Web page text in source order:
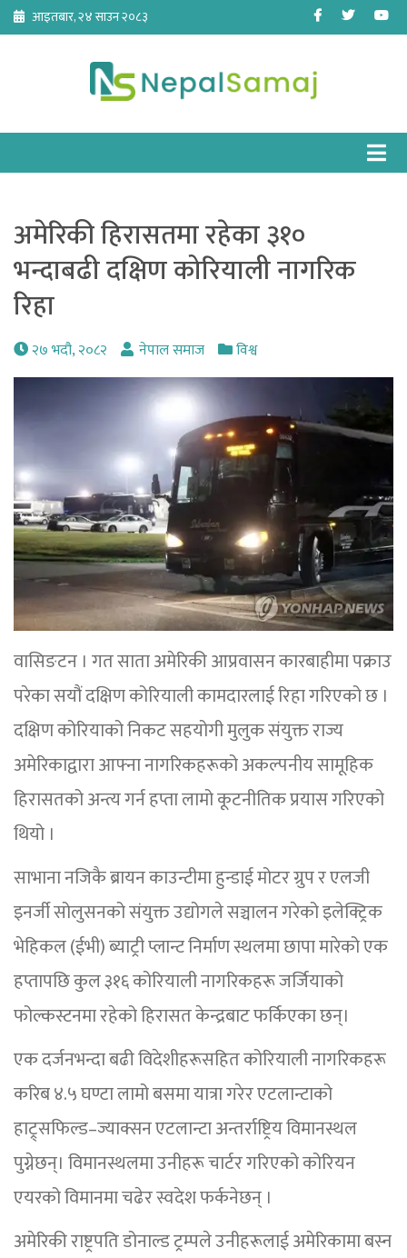
Skip
content
आइतबार, २४ साउन २०८३ Facebook
Twitter
अमेरिकी हिरासतमा रहेका ३१०
भन्दाबढी दक्षिण कोरियाली नागरिक
रिहा
२७ भदौ, २०८२ नेपाल समाज विश्व
वासिङटन । गत साता अमेरिकी आप्रवासन कारबाहीमा पक्राउ
परेका सयौं दक्षिण कोरियाली कामदारलाई रिहा गरिएको छ ।
दक्षिण कोरियाको निकट सहयोगी मुलुक संयुक्त राज्य
अमेरिकाद्वारा आफ्ना नागरिकहरूको अकल्पनीय सामूहिक
हिरासतको अन्त्य गर्न हप्ता लामो कूटनीतिक प्रयास गरिएको
थियो ।
साभाना नजिकै ब्रायन काउन्टीमा हुन्डाई मोटर ग्रुप र एलजी
इनर्जी सोलुसनको संयुक्त उद्योगले सञ्चालन गरेको इलेक्ट्रिक
भेहिकल (ईभी) ब्याट्री प्लान्ट निर्माण स्थलमा छापा मारेको एक
हप्तापछि कुल ३१६ कोरियाली नागरिकहरू जर्जियाको
फोल्कस्टनमा रहेको हिरासत केन्द्रबाट फर्किएका छन्।
एक दर्जनभन्दा बढी विदेशीहरूसहित कोरियाली नागरिकहरू
करिब ४.५ घण्टा लामो बसमा यात्रा गरेर एटलान्टाको
हाट्र्सफिल्ड–ज्याक्सन एटलान्टा अन्तर्राष्ट्रिय विमानस्थल
पुग्नेछन्। विमानस्थलमा उनीहरू चार्टर गरिएको कोरियन
एयरको विमानमा चढेर स्वदेश फर्कनेछन् ।
अमेरिकी राष्ट्रपति डोनाल्ड ट्रम्पले उनीहरूलाई अमेरिकामा बस्न